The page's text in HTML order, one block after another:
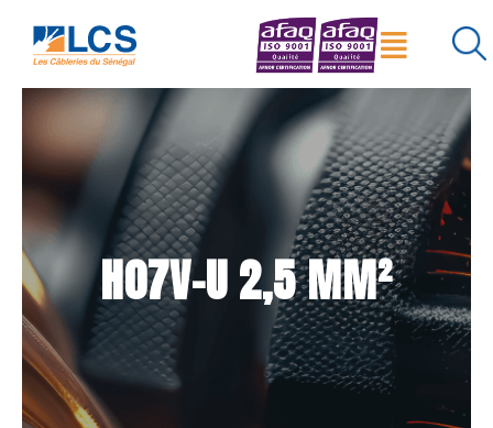
Réinitialiser× Rechercher
H07V-U 2,5 MM²